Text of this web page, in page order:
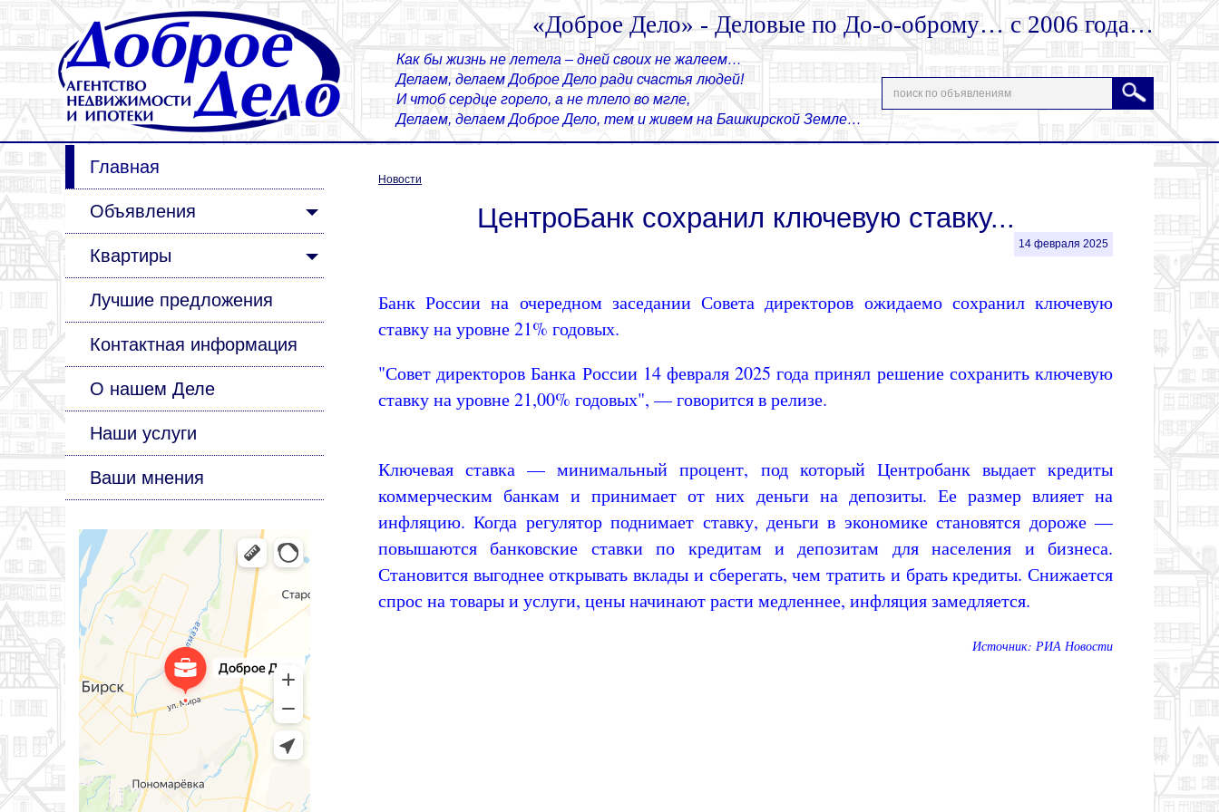
«Доброе Дело» - Деловые по До-о-оброму… с 2006 года…
Как бы жизнь не летела – дней своих не жалеем…
Делаем, делаем Доброе Дело ради счастья людей!
И чтоб сердце горело, а не тлело во мгле,
Делаем, делаем Доброе Дело, тем и живем на Башкирской Земле…
Главная
Объявления
Квартиры
Лучшие предложения
Контактная информация
О нашем Деле
Наши услуги
Ваши мнения
Новости
ЦентроБанк сохранил ключевую ставку...
14 февраля 2025
Банк России на очередном заседании Совета директоров ожидаемо сохранил ключевую
ставку на уровне 21% годовых.
"Совет директоров Банка России 14 февраля 2025 года принял решение сохранить ключевую
ставку на уровне 21,00% годовых", — говорится в релизе.
Ключевая ставка — минимальный процент, под который Центробанк выдает кредиты
коммерческим банкам и принимает от них деньги на депозиты. Ее размер влияет на
инфляцию. Когда регулятор поднимает ставку, деньги в экономике становятся дороже —
повышаются банковские ставки по кредитам и депозитам для населения и бизнеса.
Становится выгоднее открывать вклады и сберегать, чем тратить и брать кредиты. Снижается
спрос на товары и услуги, цены начинают расти медленнее, инфляция замедляется.
Источник: РИА Новости